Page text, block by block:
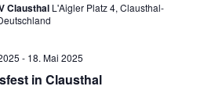
Clausthal L'Aigler Platz 4, Clausthal-
in Clausthal
- 18. Mai 2025